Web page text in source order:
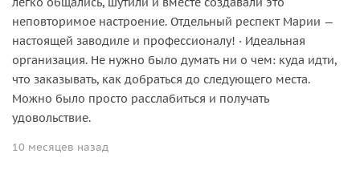
неповторимое настроение. Отдельный респект Марии —
настоящей заводиле и профессионалу! · Идеальная
организация. Не нужно было думать ни о чем: куда идти,
что заказывать, как добраться до следующего места.
Можно было просто расслабиться и получать
удовольствие.
10 месяцев назад